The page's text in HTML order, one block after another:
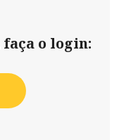
o login: